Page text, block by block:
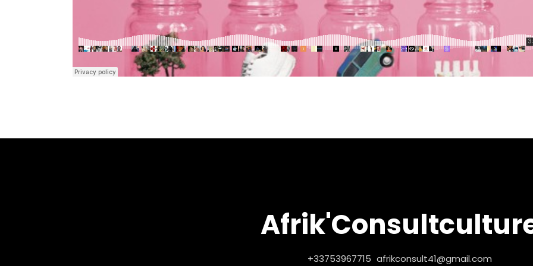
+33753967715 afrikconsult41@gmail.com